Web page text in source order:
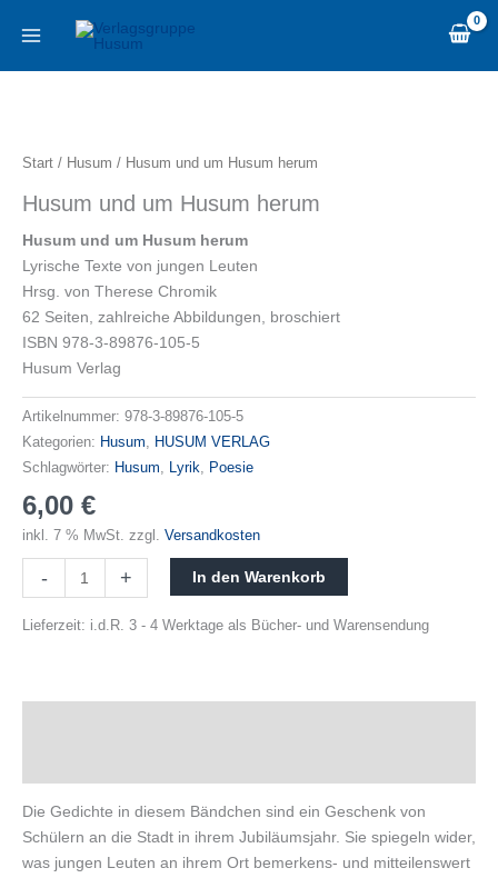
Inhalt
Start / Husum / Husum und um Husum herum
Husum und um Husum herum
Husum und um Husum herum
Lyrische Texte von jungen Leuten
Hrsg. von Therese Chromik
62 Seiten, zahlreiche Abbildungen, broschiert
ISBN 978-3-89876-105-5
Husum Verlag
Artikelnummer: 978-3-89876-105-5
Kategorien: Husum, HUSUM VERLAG
Schlagwörter: Husum, Lyrik, Poesie
6,00 €
inkl. 7 % MwSt. zzgl. Versandkosten
-
um
herum
Menge
+ In den Warenkorb
Lieferzeit: i.d.R. 3 - 4 Werktage als Bücher- und Warensendung
Die Gedichte in diesem Bändchen sind ein Geschenk von
Schülern an die Stadt in ihrem Jubiläumsjahr. Sie spiegeln wider,
was jungen Leuten an ihrem Ort bemerkens- und mitteilenswert